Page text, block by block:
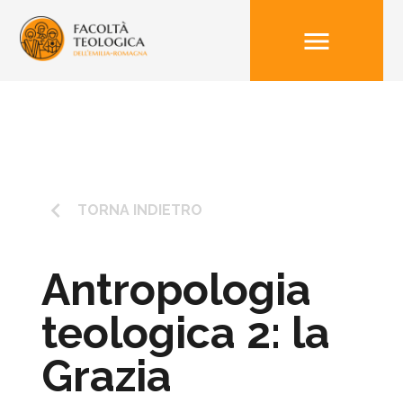
menu
keyboard_arrow_left TORNA INDIETRO
Antropologia
teologica 2: la
Grazia